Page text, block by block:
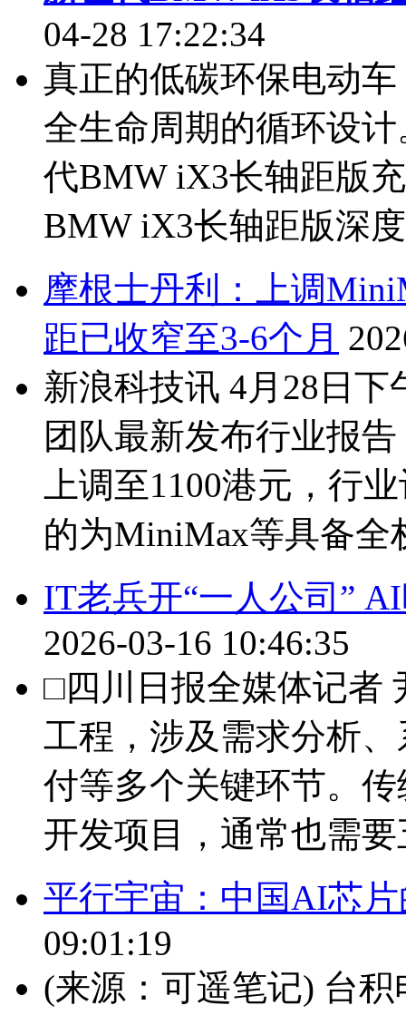
04-28 17:22:34
真正的低碳环保电动
全生命周期的循环设
代BMW iX3长轴距版
BMW iX3长轴距版深
摩根士丹利：上调
距已收窄至3-6个月
新浪科技讯 4月28日
团队最新发布行业报
上调至1100港元，行
的为MiniMax等具备全
IT老兵开“一人公司”
2026-03-16 10:46:35
□四川日报全媒体记者
工程，涉及需求分析
付等多个关键环节。
开发项目，通常也需要
平行宇宙：中国AI芯
09:01:19
(来源：可遥笔记) 台积